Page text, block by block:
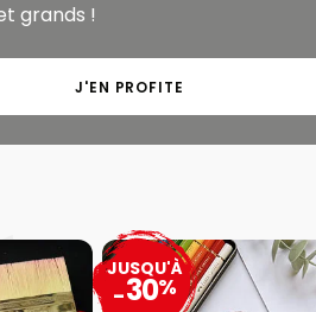
!
J'EN PROFITE
JUSQU'À
-30%